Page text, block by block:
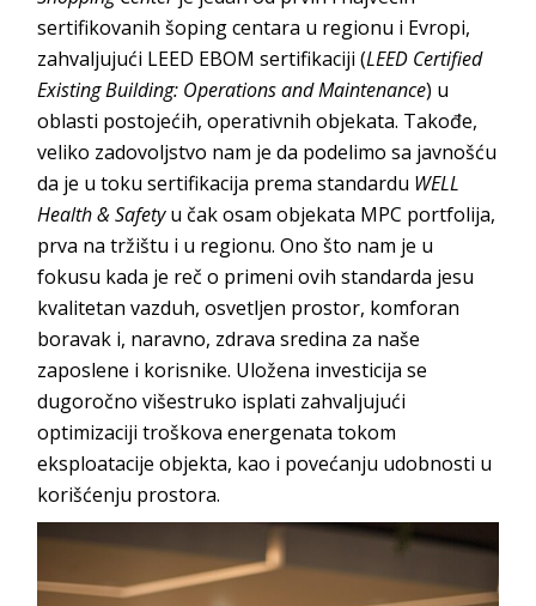
sertifikovanih šoping centara u regionu i Evropi,
zahvaljujući LEED EBOM sertifikaciji (LEED Certified
Existing Building: Operations and Maintenance) u
oblasti postojećih, operativnih objekata. Takođe,
veliko zadovoljstvo nam je da podelimo sa javnošću
da je u toku sertifikacija prema standardu WELL
Health & Safetyu čak osam objekata MPC portfolija,
prva na tržištu i u regionu. Ono što nam je u
fokusu kada je reč o primeni ovih standarda jesu
kvalitetan vazduh, osvetljen prostor, komforan
boravak i, naravno, zdrava sredina za naše
zaposlene i korisnike. Uložena investicija se
dugoročno višestruko isplati zahvaljujući
optimizaciji troškova energenata tokom
eksploatacije objekta, kao i povećanju udobnosti u
korišćenju prostora.